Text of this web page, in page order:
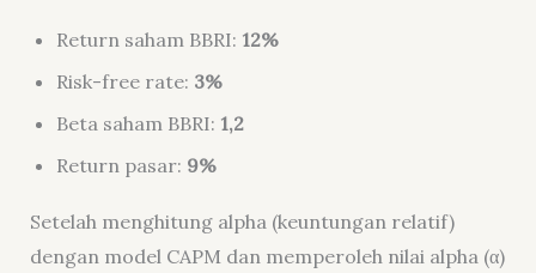
Return saham BBRI: 12%
Risk-free rate: 3%
Beta saham BBRI: 1,2
Return pasar: 9%
Setelah menghitung alpha (keuntungan relatif)
dengan model CAPM dan memperoleh nilai alpha (α)